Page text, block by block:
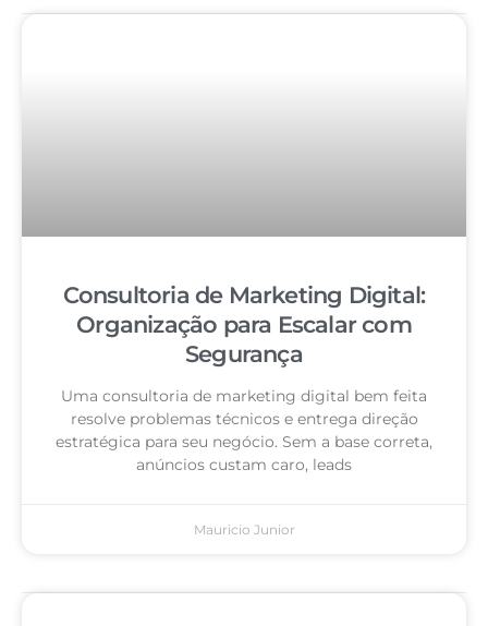
Consultoria de Marketing Digital:
Organização para Escalar com
Segurança
Uma consultoria de marketing digital bem feita
resolve problemas técnicos e entrega direção
estratégica para seu negócio. Sem a base correta,
anúncios custam caro, leads
Mauricio Junior